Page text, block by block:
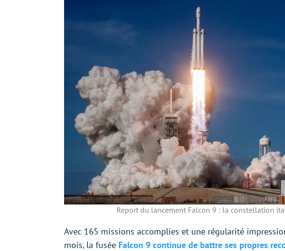
Report du lancement Falcon 9 : la constellation
Avec 165 missions accomplies et une régularité
mois, la fusée Falcon 9 continue de battre ses propres